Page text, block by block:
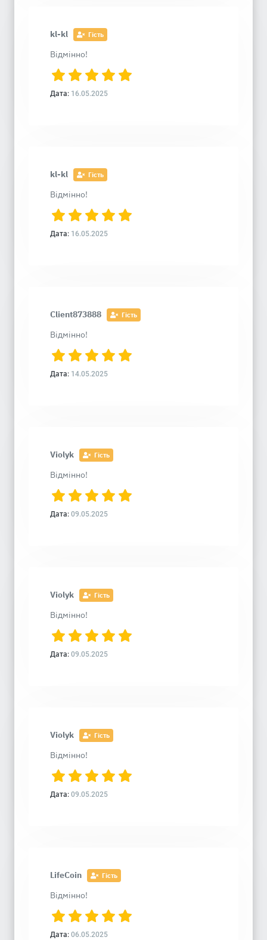
kl-kl Гість
Відмінно!
Дата: 16.05.2025
kl-kl Гість
Відмінно!
Дата: 16.05.2025
Client873888 Гість
Відмінно!
Дата: 14.05.2025
Violyk Гість
Відмінно!
Дата: 09.05.2025
Violyk Гість
Відмінно!
Дата: 09.05.2025
Violyk Гість
Відмінно!
Дата: 09.05.2025
LifeCoin Гість
Відмінно!
Дата: 06.05.2025